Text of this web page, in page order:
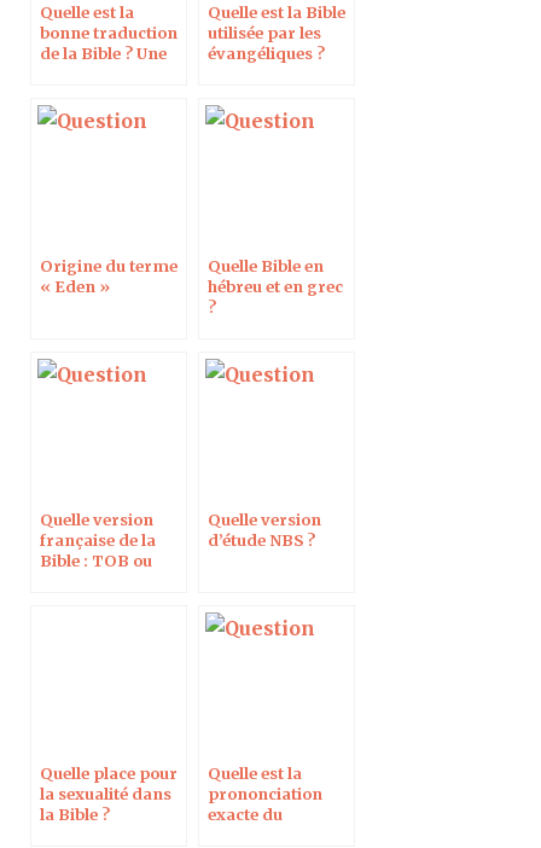
Quelle est la
bonne traduction
de la Bible ? Une
Quelle est la Bible
utilisée par les
évangéliques ?
Origine du terme
« Eden »
Quelle Bible en
hébreu et en grec
?
Quelle version
française de la
Bible : TOB ou
Quelle version
d’étude NBS ?
Quelle place pour
la sexualité dans
la Bible ?
Quelle est la
prononciation
exacte du